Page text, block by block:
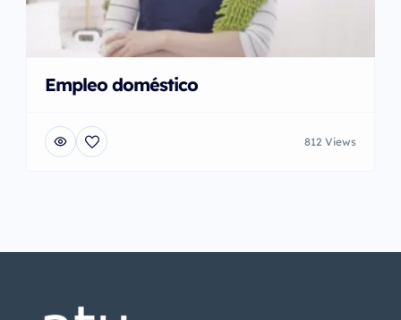
Empleo doméstico
812 Views